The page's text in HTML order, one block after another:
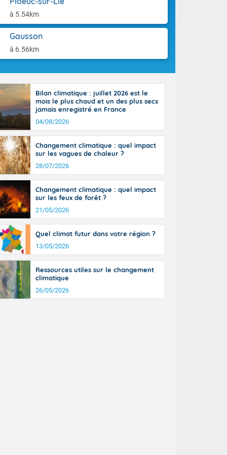
à 5.54km
Gausson
à 6.56km
le Poitou-
8 à 13
26 sur le
le sud-
Bilan climatique : juillet 2026 est le
mois le plus chaud et un des plus secs
jamais enregistré en France
04/08/2026
Changement climatique : quel impact
sur les vagues de chaleur ?
28/07/2026
Changement climatique : quel impact
sur les feux de forêt ?
21/05/2026
Quel climat futur dans votre région ?
13/05/2026
Ressources utiles sur le changement
climatique
26/05/2026